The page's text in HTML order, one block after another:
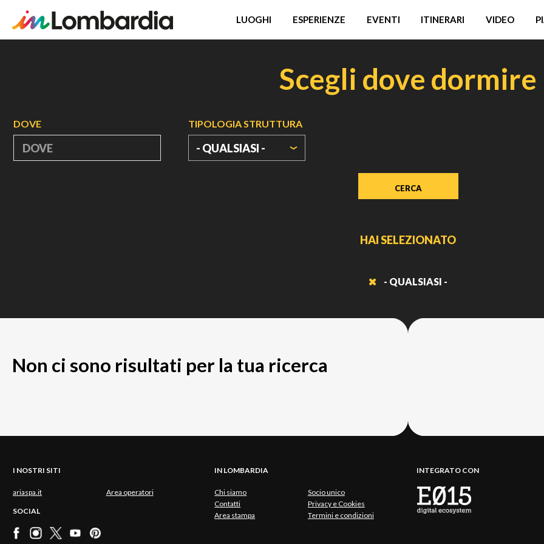
LUOGHI ESPERIENZE EVENTI ITINERARI VIDEO
Scegli dove dormire
DOVE TIPOLOGIA STRUTTURA
- QUALSIASI -
HAI SELEZIONATO
- QUALSIASI -
Non ci sono risultati per la tua ricerca
I NOSTRI SITI
ariaspa.it Area operatori
SOCIAL
IN LOMBARDIA
Chi siamo
Socio unico
Contatti
Privacy e Cookies
Area stampa
Termini e condizioni
INTEGRATO CON